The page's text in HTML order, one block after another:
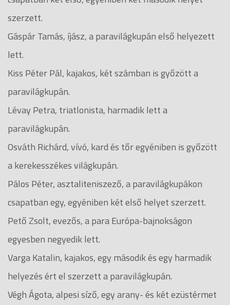
szerzett.
Gáspár Tamás, íjász, a paravilágkupán első helyezett
lett.
Kiss Péter Pál, kajakos, két számban is győzött a
paravilágkupán.
Lévay Petra, triatlonista, harmadik lett a
paravilágkupán.
Osváth Richárd, vívó, kard és tőr egyéniben is győzött
a kerekesszékes világkupán.
Pálos Péter, asztaliteniszező, a paravilágkupákon
csapatban egy, egyéniben két első helyet szerzett.
Pető Zsolt, evezős, a para Európa-bajnokságon
egyesben negyedik lett.
Varga Katalin, kajakos, egy második és egy harmadik
helyezés ért el szerzett a paravilágkupán.
Végh Ágota, alpesi síző, egy arany- és két ezüstérmet